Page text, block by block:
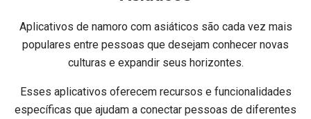
Aplicativos de namoro com asiáticos são cada vez mais
populares entre pessoas que desejam conhecer novas
culturas e expandir seus horizontes.
Esses aplicativos oferecem recursos e funcionalidades
específicas que ajudam a conectar pessoas de diferentes